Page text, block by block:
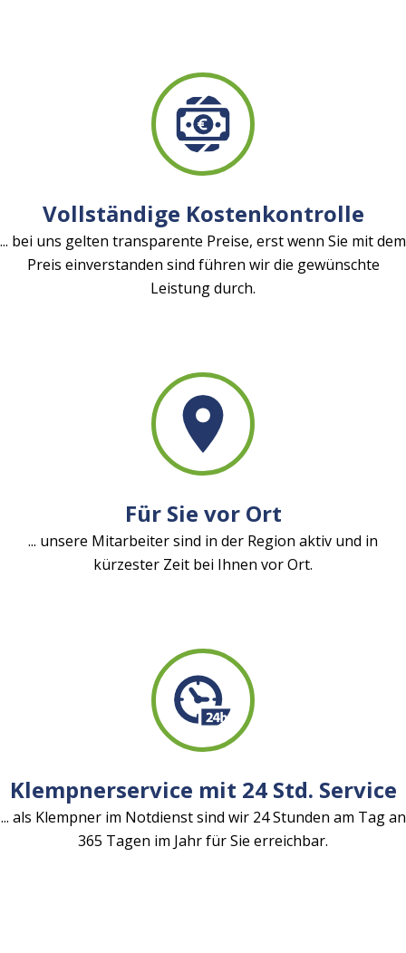
Vollständige Kostenkontrolle
... bei uns gelten transparente Preise, erst wenn Sie mit dem
Preis einverstanden sind führen wir die gewünschte
Leistung durch.
Für Sie vor Ort
... unsere Mitarbeiter sind in der Region aktiv und in
kürzester Zeit bei Ihnen vor Ort.
Klempnerservice mit 24 Std. Service
... als Klempner im Notdienst sind wir 24 Stunden am Tag an
365 Tagen im Jahr für Sie erreichbar.